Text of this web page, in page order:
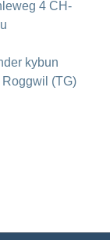
4 CH-
kybun
(TG)